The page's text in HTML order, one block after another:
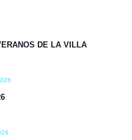
DE LA VILLA